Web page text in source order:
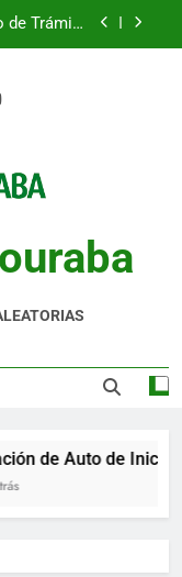
de Trámite
por aviso
Trámite
de Trámite
de Auto de Inicio